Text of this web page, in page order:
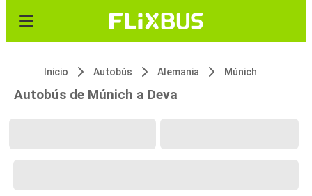
Inicio Autobús Alemania Múnich
Autobús de Múnich a Deva